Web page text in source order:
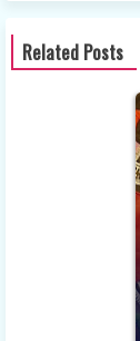
Related Posts